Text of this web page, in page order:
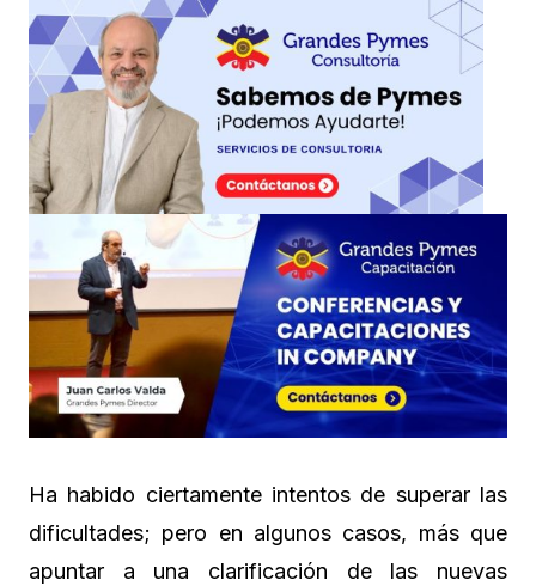
Ha habido ciertamente intentos de superar las
dificultades; pero en algunos casos, más que
apuntar a una clarificación de las nuevas